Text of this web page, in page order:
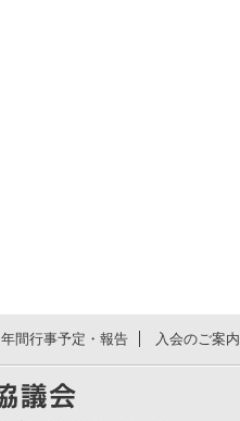
年間行事予定・報告 入会のご案